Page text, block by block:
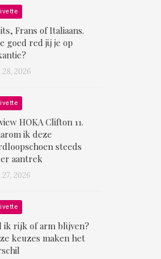
Frans of Italiaans.
goed red jij je op
2026
HOKA Clifton 11.
ik deze
steeds
aantrek
2026
ik rijk of arm blijven?
keuzes maken het